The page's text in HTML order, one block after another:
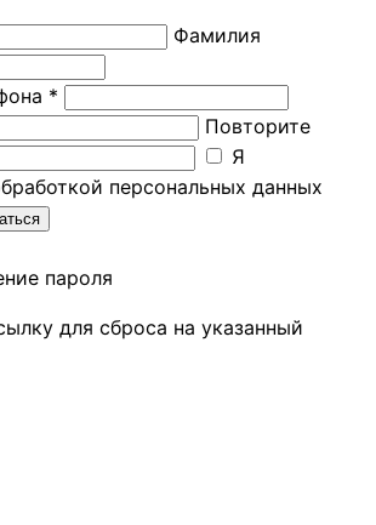
Фамилия
*
Повторите
Я
персональных данных
пароля
для сброса на указанный